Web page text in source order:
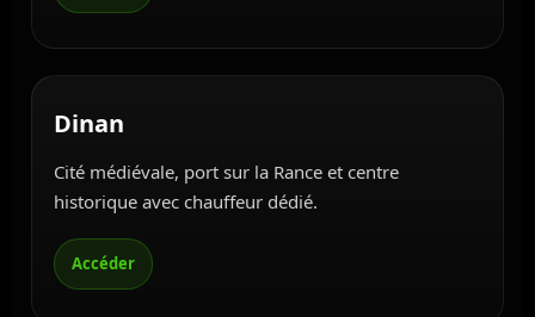
Dinan
Cité médiévale, port sur la Rance et centre
historique avec chauffeur dédié.